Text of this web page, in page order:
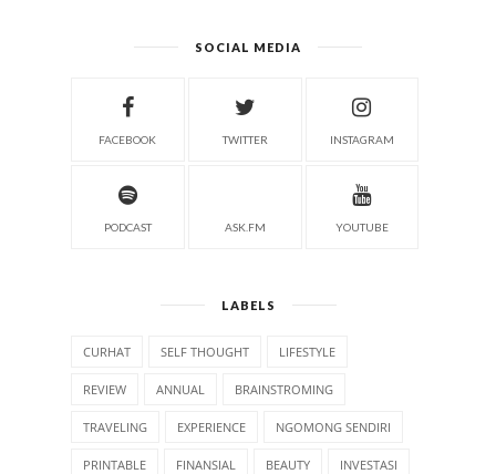
SOCIAL MEDIA
FACEBOOK TWITTER INSTAGRAM
PODCAST ASK.FM YOUTUBE
LABELS
CURHAT SELF THOUGHT LIFESTYLE
REVIEW ANNUAL BRAINSTROMING
TRAVELING EXPERIENCE NGOMONG SENDIRI
PRINTABLE FINANSIAL BEAUTY INVESTASI